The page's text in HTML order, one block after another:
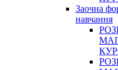
Заочна
навчання